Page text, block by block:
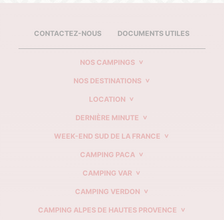
CONTACTEZ-NOUS DOCUMENTS UTILES
NOS CAMPINGS
NOS DESTINATIONS
LOCATION
DERNIÈRE MINUTE
WEEK-END SUD DE LA FRANCE
CAMPING PACA
CAMPING VAR
CAMPING VERDON
CAMPING ALPES DE HAUTES PROVENCE